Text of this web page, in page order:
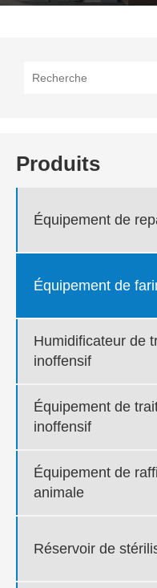
Produits
Équipement de
Équipement de
Humidificateur de
inoffensif
Équipement de
inoffensif
Équipement de
animale
Réservoir de